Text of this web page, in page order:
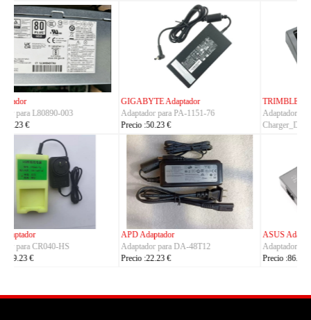
TRIMBLE Adaptador
Adaptador para
Charger_Dual_Battery_Slot
Precio :149.23 €
ASUS Adaptador
Adaptador para A14-150P1A
Precio :42.23 €
ASUS Adaptador
Adaptador para ADP-380AB_B
Precio :86.23 €
OLYMPUS Adaptador
Adaptador para CH4000
Precio :100.23 €